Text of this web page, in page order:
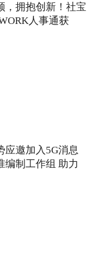
，拥抱创新！社宝
人事通获
应邀加入5G消息
编制工作组 助力